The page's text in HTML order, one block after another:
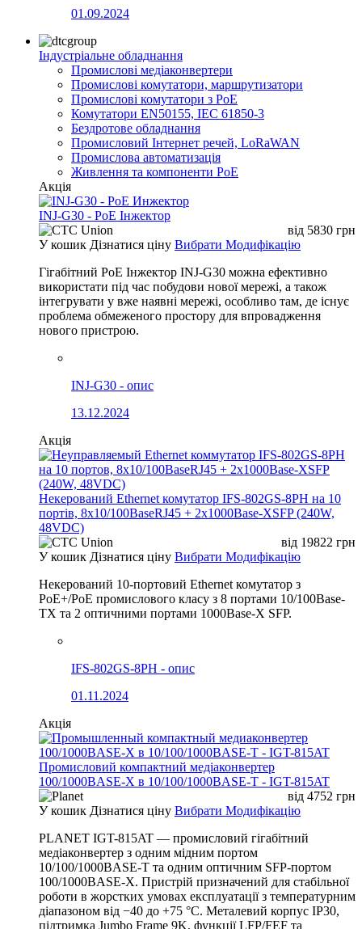
01.09.2024
Індустріальне обладнання
Промислові медіаконвертери
Промислові комутатори, маршрутизатори
Промислові комутатори з PoE
Комутатори EN50155, IEC 61850-3
Бездротове обладнання
Промисловий Інтернет речей, LoRaWAN
Промислова автоматизація
Живлення та компоненти PoE
Акція
INJ-G30 - PoE Інжектор
від 5830 грн
У кошик Дізнатися ціну Вибрати Модифікацію
Гігабітний PoE Інжектор INJ-G30 можна ефективно
використати під час побудови нової мережі, а також
інтегрувати у вже наявні мережі, особливо там, де існує
проблема обмеженого простору для впровадження
нового пристрою.
INJ-G30 - опис
13.12.2024
Акція
Некерований Ethernet комутатор IFS-802GS-8PH на 10
портів, 8x10/100BaseRJ45 + 2x1000Base-XSFP (240W,
48VDC)
від 19822 грн
У кошик Дізнатися ціну Вибрати Модифікацію
Некерований 10-портовий Ethernet комутатор з
PoE+/PoE промислового класу з 8 портами 10/100Base-
TX та 2 оптичними портами 1000Base-X SFP.
IFS-802GS-8PH - опис
01.11.2024
Акція
Промисловий компактний медіаконвертер
100/1000BASE-X в 10/100/1000BASE-T - IGT-815AT
від 4752 грн
У кошик Дізнатися ціну Вибрати Модифікацію
PLANET IGT-815AT — промисловий гігабітний
медіаконвертер з одним мідним портом
10/100/1000BASE-T та одним оптичним SFP-портом
100/1000BASE-X. Пристрій призначений для стабільної
роботи в жорстких умовах експлуатації з температурним
діапазоном від −40 до +75 °C. Металевий корпус IP30,
підтримка Jumbo Frame 9K, функції LFP/FEF та